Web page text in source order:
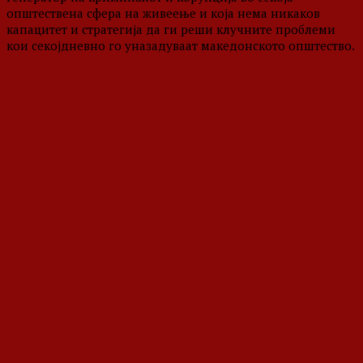
општествена сфера на живеење и која нема никаков
капацитет и стратегија да ги реши клучните проблеми
кои секојдневно го уназадуваат македонското општество.